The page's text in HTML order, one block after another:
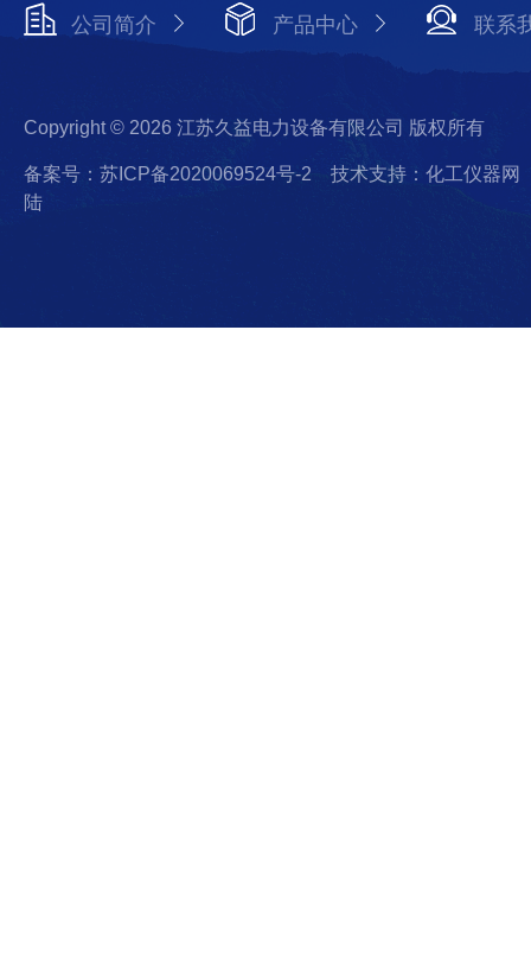
公司简介 产品中心 联系
Copyright © 2026 江苏久益电力设备有限公司 版权所有
备案号：苏ICP备2020069524号-2
技术支持：化工仪器网
陆